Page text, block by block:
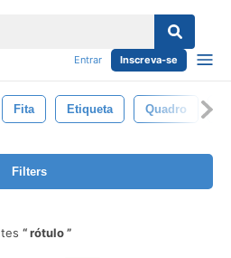
Entrar Inscreva-se
Fita Etiqueta Quadro
Filters
rótulo